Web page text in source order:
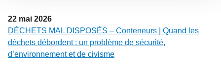
22 mai 2026
DÉCHETS MAL DISPOSÉS – Conteneurs | Quand les
déchets débordent : un problème de sécurité,
d’environnement et de civisme